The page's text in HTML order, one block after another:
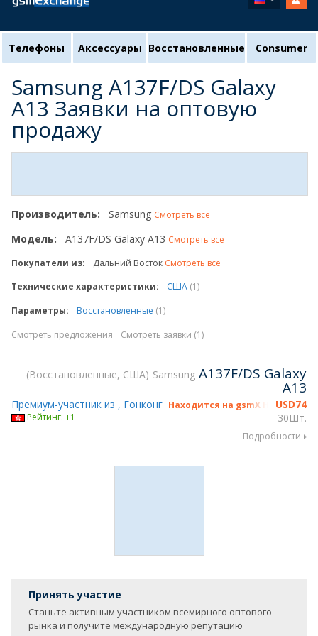
Телефоны Аксессуары Восстановленные Consumer
Samsung A137F/DS Galaxy
A13 Заявки на оптовую
продажу
Производитель: Samsung Смотреть все
Модель: A137F/DS Galaxy A13 Смотреть все
Покупатели из:
Дальний Восток Смотреть все
Технические характеристики:
США (1)
Параметры:
Восстановленные (1)
Смотреть предложения
Смотреть заявки (1)
Восстановленные, США Samsung A137F/DS Galaxy
A13
USD74
30Шт.
Премиум-участник из , Гонконг Находится на gsmX Hong Kong
Рейтинг: +1
Подробности
Принять участие
Станьте активным участником всемирного оптового
рынка и получите международную репутацию